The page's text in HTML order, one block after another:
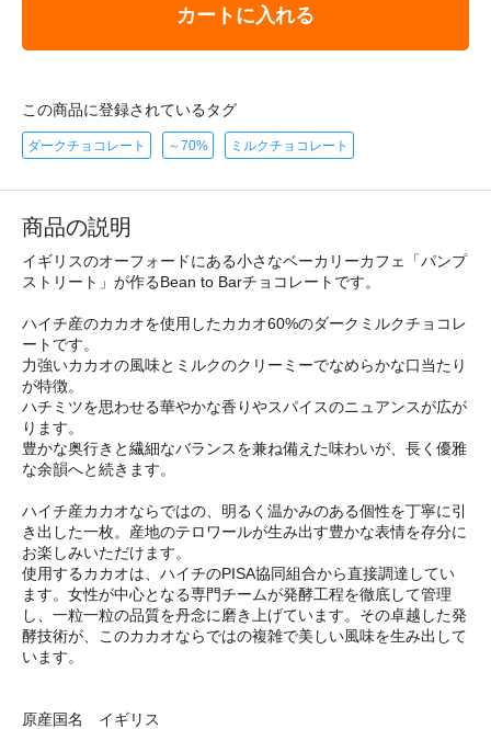
カートに入れる
この商品に登録されているタグ
ダークチョコレート ～70% ミルクチョコレート
商品の説明
イギリスのオーフォードにある小さなベーカリーカフェ「パンプ
ストリート」が作るBean to Barチョコレートです。
ハイチ産のカカオを使用したカカオ60%のダークミルクチョコレ
ートです。
力強いカカオの風味とミルクのクリーミーでなめらかな口当たり
が特徴。
ハチミツを思わせる華やかな香りやスパイスのニュアンスが広が
ります。
豊かな奥行きと繊細なバランスを兼ね備えた味わいが、長く優雅
な余韻へと続きます。
ハイチ産カカオならではの、明るく温かみのある個性を丁寧に引
き出した一枚。産地のテロワールが生み出す豊かな表情を存分に
お楽しみいただけます。
使用するカカオは、ハイチのPISA協同組合から直接調達してい
ます。女性が中心となる専門チームが発酵工程を徹底して管理
し、一粒一粒の品質を丹念に磨き上げています。その卓越した発
酵技術が、このカカオならではの複雑で美しい風味を生み出して
います。
原産国名 イギリス